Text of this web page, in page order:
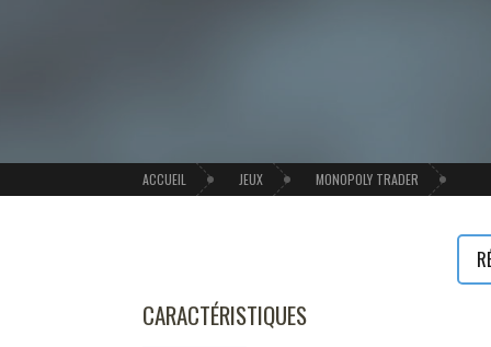
ACCUEIL JEUX MONOPOLY TRADER
CARACTÉRISTIQUES